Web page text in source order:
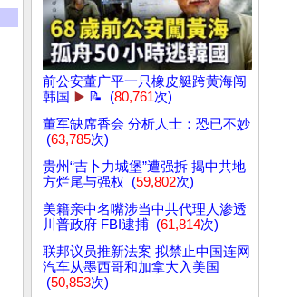
前公安董广平一只橡皮艇跨黄海闯
韩国 ▶️ 📝 (80,761次)
董军缺席香会 分析人士：恐已不妙
(63,785次)
贵州“吉卜力城堡”遭强拆 揭中共地
方烂尾与强权 (59,802次)
美籍亲中名嘴涉当中共代理人渗透
川普政府 FBI逮捕 (61,814次)
联邦议员推新法案 拟禁止中国连网
汽车从墨西哥和加拿大入美国
(50,853次)